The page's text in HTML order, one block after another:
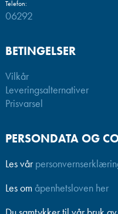
Telefon:
06292
BETINGELSER
Vilkår
Leveringsalternativer
Prisvarsel
PERSONDATA OG
Les vår
Les om åpenhetsloven her